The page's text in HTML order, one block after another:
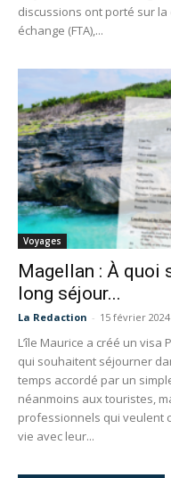
discussions ont porté sur la
échange (FTA),...
Voyages
Magellan : À quoi
long séjour...
La Redaction - 15 février 2024
L’île Maurice a créé un
qui souhaitent séjourner
temps accordé par un
néanmoins aux touristes,
professionnels qui veulent
vie avec leur...